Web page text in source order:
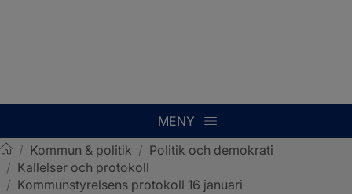
MENY
Sotenäs kommun
/ Kommun & politik / Politik och demokrati
/ Kallelser och protokoll
/ Kommunstyrelsens protokoll 16 januari